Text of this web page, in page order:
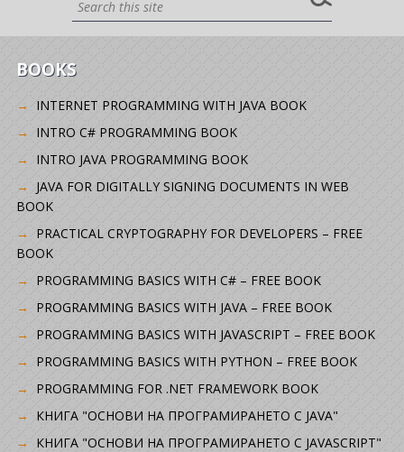
BOOKS
INTERNET PROGRAMMING WITH JAVA BOOK
INTRO C# PROGRAMMING BOOK
INTRO JAVA PROGRAMMING BOOK
JAVA FOR DIGITALLY SIGNING DOCUMENTS IN WEB
BOOK
PRACTICAL CRYPTOGRAPHY FOR DEVELOPERS – FREE
BOOK
PROGRAMMING BASICS WITH C# – FREE BOOK
PROGRAMMING BASICS WITH JAVA – FREE BOOK
PROGRAMMING BASICS WITH JAVASCRIPT – FREE BOOK
PROGRAMMING BASICS WITH PYTHON – FREE BOOK
PROGRAMMING FOR .NET FRAMEWORK BOOK
КНИГА "ОСНОВИ НА ПРОГРАМИРАНЕТО С JAVA"
КНИГА "ОСНОВИ НА ПРОГРАМИРАНЕТО С JAVASCRIPT"